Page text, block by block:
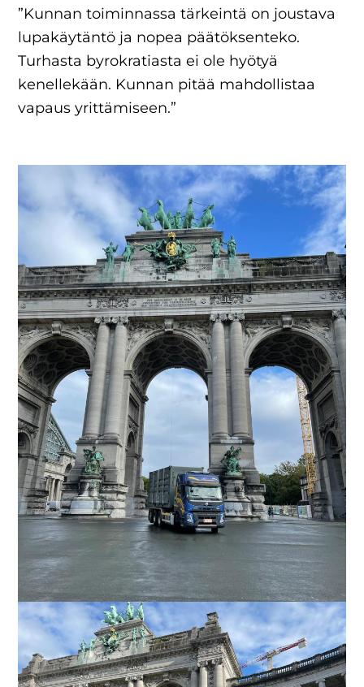
”Kunnan toiminnassa tärkeintä on joustava
lupakäytäntö ja nopea päätöksenteko.
Turhasta byrokratiasta ei ole hyötyä
kenellekään. Kunnan pitää mahdollistaa
vapaus yrittämiseen.”